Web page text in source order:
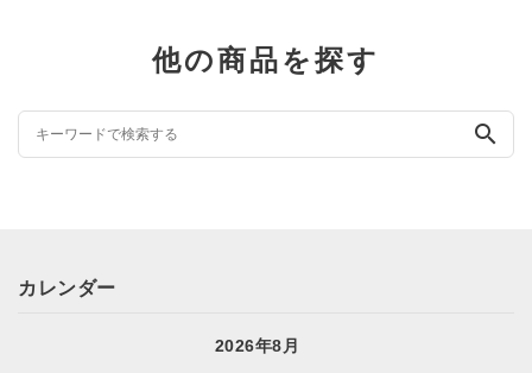
他の商品を探す
search
カレンダー
2026年8月